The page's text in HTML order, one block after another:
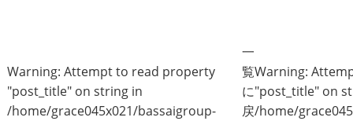
Warning: Attempt to read property
"post_title" on string in
/home/grace045x021/bassaigroup-
一
覧
に
戻
Warning:
"post_title" on
/home/